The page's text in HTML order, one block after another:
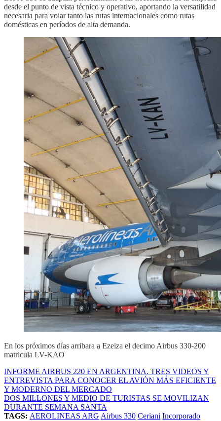
desde el punto de vista técnico y operativo, aportando la versatilidad
necesaria para volar tanto las rutas internacionales como rutas
domésticas en períodos de alta demanda.
En los próximos días arribara a Ezeiza el decimo Airbus 330-200
matricula LV-KAO
INFORME AIRBUS 220 EN ARGENTINA. TRES VIDEOS Y
ENTREVISTA PARA CONOCER EL AVIÓN MÁS EFICIENTE
Y MODERNO DEL MERCADO
DOS MILLONES Y MEDIO DE TURISTAS SE MOVILIZAN
DURANTE SEMANA SANTA
TAGS: AEROLINEAS ARG Airbus 330 Ceriani Incorporado